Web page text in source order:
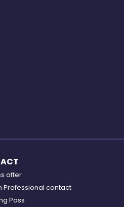
offer
Professional contact
Pass